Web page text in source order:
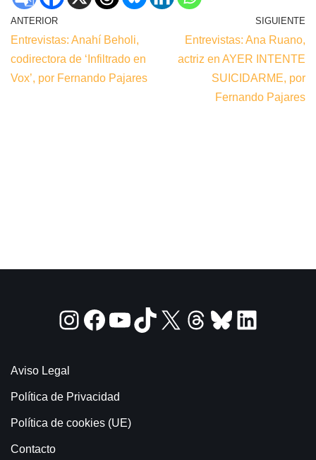
ANTERIOR
Entrevistas: Anahí Beholi,
codirectora de ‘Infiltrado en
Vox’, por Fernando Pajares
SIGUIENTE
Entrevistas: Ana Ruano,
actriz en AYER INTENTE
SUICIDARME, por
Fernando Pajares
Aviso Legal
Política de Privacidad
Política de cookies (UE)
Contacto